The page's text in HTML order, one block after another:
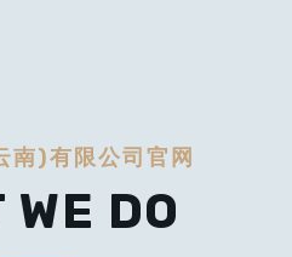
南)有限公司官网
WE DO